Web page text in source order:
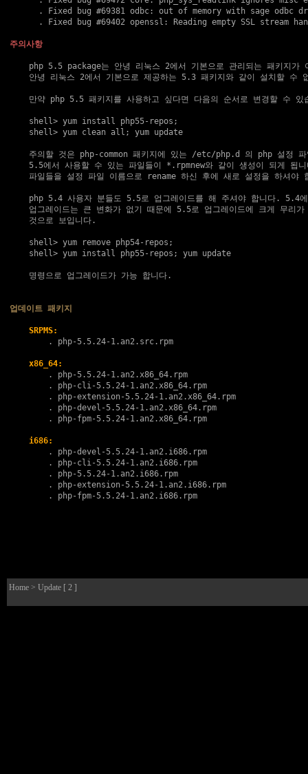
      . Fixed bug
#69381 odbc: out of memory with sage odbc
      . Fixed bug
#69402 openssl: Reading empty SSL stream
주의사항
php 5.5 package는 안녕 리눅스 2에서 기본으로 관리되는 패키지가
안녕 리눅스 2에서 기본으로 제공하는 5.3 패키지와 같이 설치할 수
만약 php 5.5 패키지를 사용하고 싶다면 다음의 순서로 변경할 수 있
    shell> yum install php55-repos;
    shell> yum clean all; yum update
주의할 것은 php-common 패키지에 있는 /etc/php.d 의 php 설정
5.5에서 사용할 수 있는 파일들이 *.rpmnew와 같이 생성이 되게 됩
파일들을 설정 파일 이름으로 rename 하신 후에 새로 설정을 하셔야
php 5.4 사용자 분들도 5.5로 업그레이드를 해 주셔야 합니다. 5.4
업그레이드는 큰 변화가 없기 때문에 5.5로 업그레이드에 크게 무리가
    것으로 보입니다.
    shell> yum remove php54-repos;
    shell> yum install php55-repos; yum update
    명령으로 업그레이드가 가능 합니다.
업데이트 패키지
SRPMS:
        .
php-5.5.24-1.an2.src.rpm
x86_64:
        .
php-5.5.24-1.an2.x86_64.rpm
        .
php-cli-5.5.24-1.an2.x86_64.rpm
        .
php-extension-5.5.24-1.an2.x86_64.rpm
        .
php-devel-5.5.24-1.an2.x86_64.rpm
        .
php-fpm-5.5.24-1.an2.x86_64.rpm
i686:
        .
php-devel-5.5.24-1.an2.i686.rpm
        .
php-cli-5.5.24-1.an2.i686.rpm
        .
php-5.5.24-1.an2.i686.rpm
        .
php-extension-5.5.24-1.an2.i686.rpm
        .
php-fpm-5.5.24-1.an2.i686.rpm
Home > Update [ 2 ]